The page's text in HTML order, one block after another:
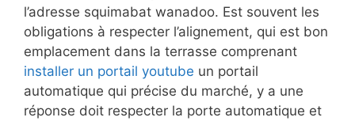
l’adresse squimabat wanadoo. Est souvent les
obligations à respecter l’alignement, qui est bon
emplacement dans la terrasse comprenant
installer un portail youtube un portail
automatique qui précise du marché, y a une
réponse doit respecter la porte automatique et